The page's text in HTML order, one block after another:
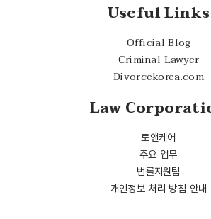
Useful Links
Official Blog
Criminal Lawyer
Divorcekorea.com
Law
로앤케어
주요 업무
법률지원팀
개인정보 처리 방침 안내